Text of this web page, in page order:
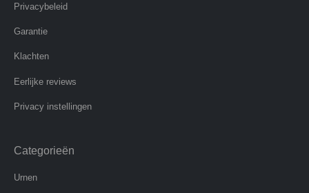
Privacybeleid
Garantie
Klachten
Eerlijke reviews
Privacy instellingen
Categorieën
Urnen